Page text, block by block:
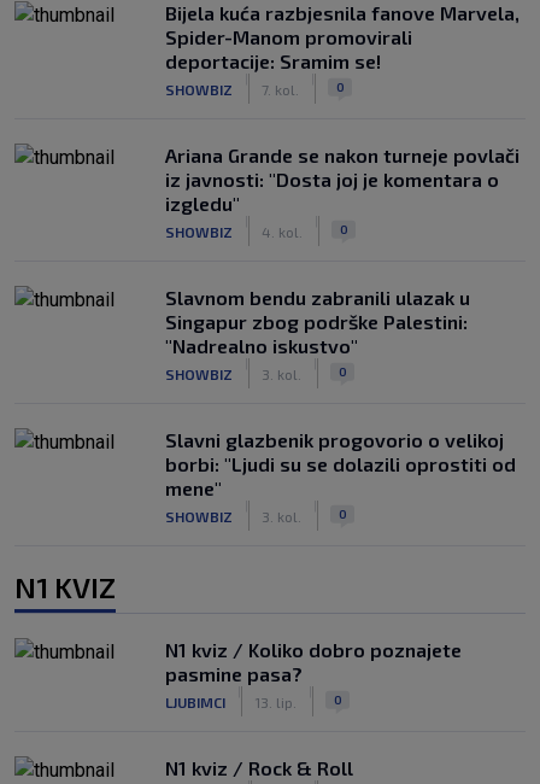
Bijela kuća razbjesnila fanove Marvela,
Spider-Manom promovirali
deportacije: Sramim se!
SHOWBIZ 7. kol. 0
Ariana Grande se nakon turneje povlači
iz javnosti: "Dosta joj je komentara o
izgledu"
SHOWBIZ 4. kol. 0
Slavnom bendu zabranili ulazak u
Singapur zbog podrške Palestini:
"Nadrealno iskustvo"
SHOWBIZ 3. kol. 0
Slavni glazbenik progovorio o velikoj
borbi: "Ljudi su se dolazili oprostiti od
mene"
SHOWBIZ 3. kol. 0
N1 KVIZ
N1 kviz / Koliko dobro poznajete
pasmine pasa?
LJUBIMCI 13. lip. 0
N1 kviz / Rock & Roll